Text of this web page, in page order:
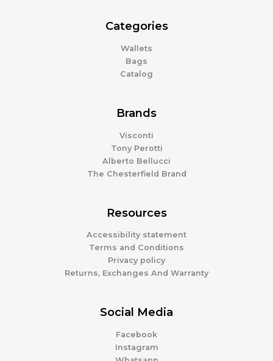
Categories
Wallets
Bags
Catalog
Brands
Visconti
Tony Perotti
Alberto Bellucci
The Chesterfield Brand
Resources
Accessibility statement
Terms and Conditions
Privacy policy
Returns, Exchanges And Warranty
Social Media
Facebook
Instagram